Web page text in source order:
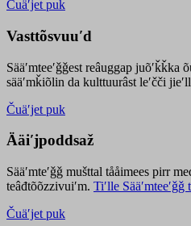
Čuäʹjet puk
Vasttõsvuuʹd
Sääʹmteeʹǧǧest reâuggap juõʹǩǩka
sääʹmǩiõlin da kulttuurâst leʹčči
Čuäʹjet puk
Ääiʹjpoddsaž
Sääʹmteʹǧǧ mušttal tååimees pirr
teâđtõõzzivuiʹm. Tiʹlle
Čuäʹjet puk